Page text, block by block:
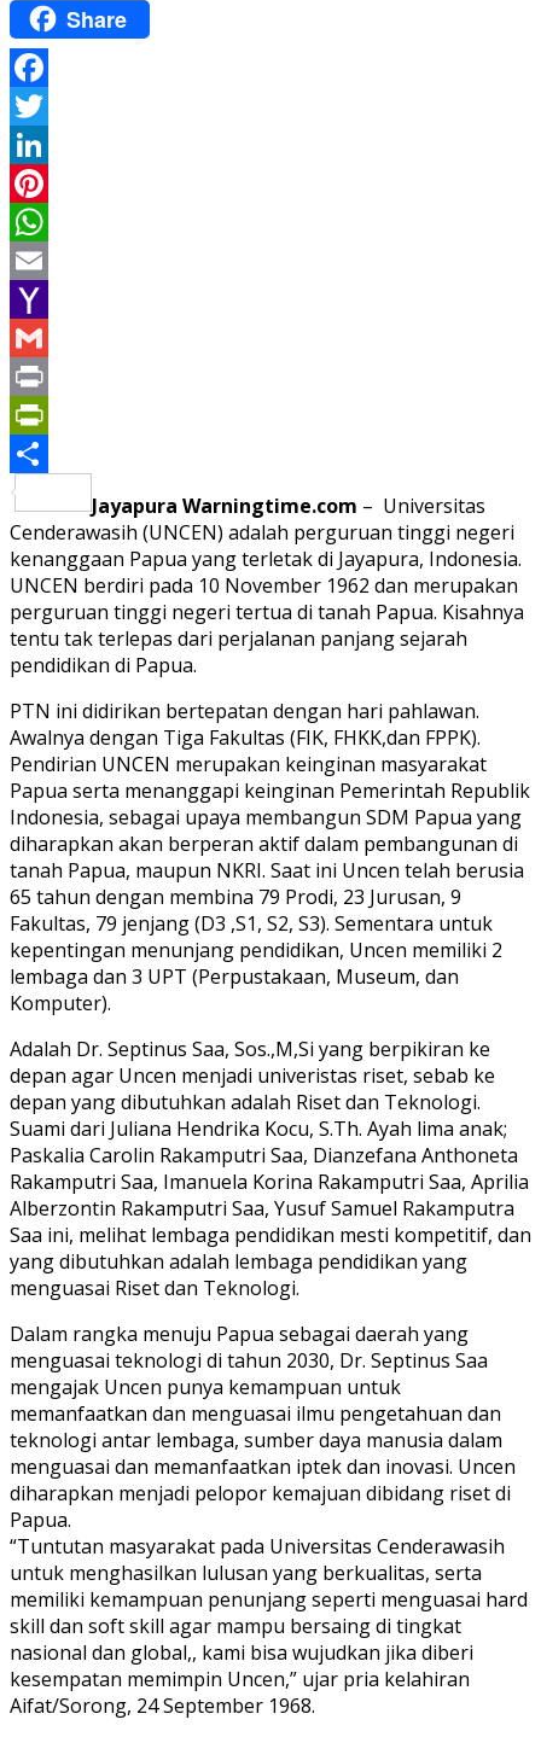
Share
Facebook
Twitter
LinkedIn
Pinterest
WhatsApp
Email
Yahoo
Mail
Gmail
Print
PrintFriendly
Share
Jayapura Warningtime.com – Universitas
Cenderawasih (UNCEN) adalah perguruan tinggi negeri
kenanggaan Papua yang terletak di Jayapura, Indonesia.
UNCEN berdiri pada 10 November 1962 dan merupakan
perguruan tinggi negeri tertua di tanah Papua. Kisahnya
tentu tak terlepas dari perjalanan panjang sejarah
pendidikan di Papua.
PTN ini didirikan bertepatan dengan hari pahlawan.
Awalnya dengan Tiga Fakultas (FIK, FHKK,dan FPPK).
Pendirian UNCEN merupakan keinginan masyarakat
Papua serta menanggapi keinginan Pemerintah Republik
Indonesia, sebagai upaya membangun SDM Papua yang
diharapkan akan berperan aktif dalam pembangunan di
tanah Papua, maupun NKRI. Saat ini Uncen telah berusia
65 tahun dengan membina 79 Prodi, 23 Jurusan, 9
Fakultas, 79 jenjang (D3 ,S1, S2, S3). Sementara untuk
kepentingan menunjang pendidikan, Uncen memiliki 2
lembaga dan 3 UPT (Perpustakaan, Museum, dan
Komputer).
Adalah Dr. Septinus Saa, Sos.,M,Si yang berpikiran ke
depan agar Uncen menjadi univeristas riset, sebab ke
depan yang dibutuhkan adalah Riset dan Teknologi.
Suami dari Juliana Hendrika Kocu, S.Th. Ayah lima anak;
Paskalia Carolin Rakamputri Saa, Dianzefana Anthoneta
Rakamputri Saa, Imanuela Korina Rakamputri Saa, Aprilia
Alberzontin Rakamputri Saa, Yusuf Samuel Rakamputra
Saa ini, melihat lembaga pendidikan mesti kompetitif, dan
yang dibutuhkan adalah lembaga pendidikan yang
menguasai Riset dan Teknologi.
Dalam rangka menuju Papua sebagai daerah yang
menguasai teknologi di tahun 2030, Dr. Septinus Saa
mengajak Uncen punya kemampuan untuk
memanfaatkan dan menguasai ilmu pengetahuan dan
teknologi antar lembaga, sumber daya manusia dalam
menguasai dan memanfaatkan iptek dan inovasi. Uncen
diharapkan menjadi pelopor kemajuan dibidang riset di
Papua.
“Tuntutan masyarakat pada Universitas Cenderawasih
untuk menghasilkan lulusan yang berkualitas, serta
memiliki kemampuan penunjang seperti menguasai hard
skill dan soft skill agar mampu bersaing di tingkat
nasional dan global,, kami bisa wujudkan jika diberi
kesempatan memimpin Uncen,” ujar pria kelahiran
Aifat/Sorong, 24 September 1968.